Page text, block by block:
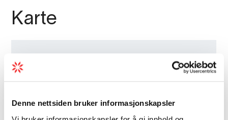
Denne nettsiden bruker informasjonskapsler
Karte